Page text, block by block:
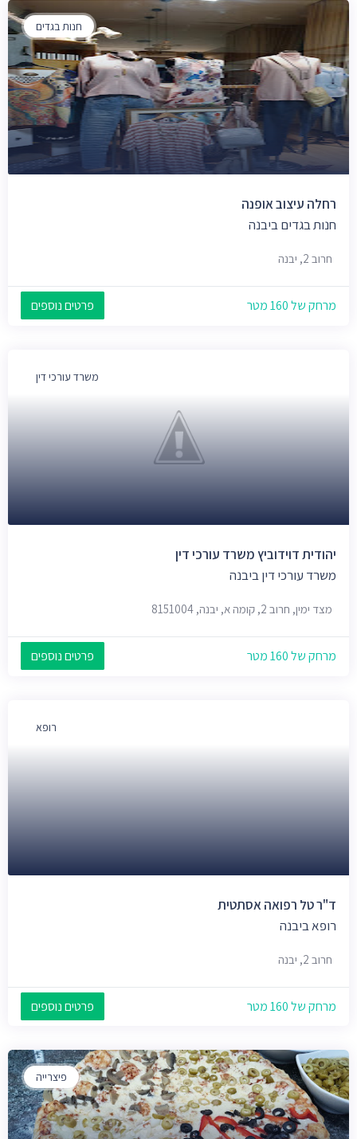
חנות בגדים
רחלה עיצוב אופנה
חנות בגדים ביבנה
חרוב 2, יבנה
מרחק של 160 מטר פרטים נוספים
משרד עורכי דין
יהודית דוידוביץ משרד עורכי דין
משרד עורכי דין ביבנה
מצד ימין, חרוב 2, קומה א, יבנה, 8151004
מרחק של 160 מטר פרטים נוספים
רופא
ד"ר טל רפואה אסתטית
רופא ביבנה
חרוב 2, יבנה
מרחק של 160 מטר פרטים נוספים
פיצרייה